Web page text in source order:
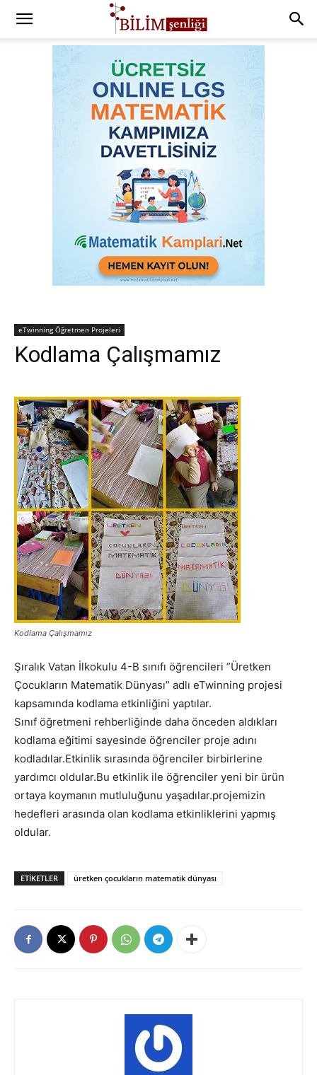
eTwinning Öğretmen Projeleri
Kodlama Çalışmamız
Kodlama Çalışmamız
Şıralık Vatan İlkokulu 4-B sınıfı öğrencileri ”Üretken
Çocukların Matematik Dünyası” adlı eTwinning projesi
kapsamında kodlama etkinliğini yaptılar.
Sınıf öğretmeni rehberliğinde daha önceden aldıkları
kodlama eğitimi sayesinde öğrenciler proje adını
kodladılar.Etkinlik sırasında öğrenciler birbirlerine
yardımcı oldular.Bu etkinlik ile öğrenciler yeni bir ürün
ortaya koymanın mutluluğunu yaşadılar.projemizin
hedefleri arasında olan kodlama etkinliklerini yapmış
oldular.
ETIKETLER üretken çocukların matematik dünyası